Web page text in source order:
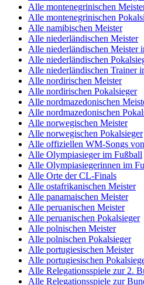
Alle montenegrinischen
Alle montenegrinischen
Alle namibischen Meister
Alle niederländischen Meister
Alle niederländischen Meister
Alle niederländischen
Alle niederländischen Trainer
Alle nordirischen Meister
Alle nordirischen Pokalsieger
Alle nordmazedonischen
Alle nordmazedonischen
Alle norwegischen Meister
Alle norwegischen Pokalsieger
Alle offiziellen WM-Songs
Alle Olympiasieger im Fußball
Alle Olympiasiegerinnen im
Alle Orte der CL-Finals
Alle ostafrikanischen Meister
Alle panamaischen Meister
Alle peruanischen Meister
Alle peruanischen Pokalsieger
Alle polnischen Meister
Alle polnischen Pokalsieger
Alle portugiesischen Meister
Alle portugiesischen
Alle Relegationsspiele zur 2.
Alle Relegationsspiele zur